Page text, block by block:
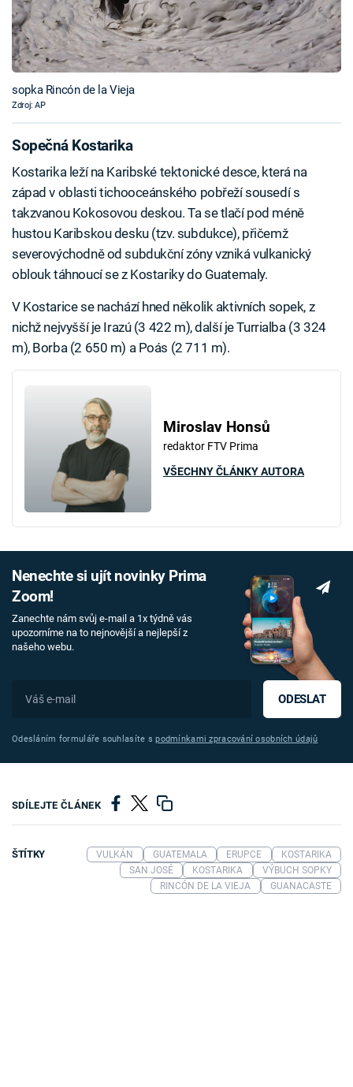
sopka Rincón de la Vieja
Zdroj: AP
Sopečná Kostarika
Kostarika leží na Karibské tektonické desce, která na
západ v oblasti tichooceánského pobřeží sousedí s
takzvanou Kokosovou deskou. Ta se tlačí pod méně
hustou Karibskou desku (tzv. subdukce), přičemž
severovýchodně od subdukční zóny vzniká vulkanický
oblouk táhnoucí se z Kostariky do Guatemaly.
V Kostarice se nachází hned několik aktivních sopek, z
nichž nejvyšší je Irazú (3 422 m), další je Turrialba (3 324
m), Borba (2 650 m) a Poás (2 711 m).
Miroslav Honsů
redaktor FTV Prima
VŠECHNY ČLÁNKY AUTORA
Nenechte si ujít novinky Prima
Zoom!
Zanechte nám svůj e-mail a 1x týdně vás
upozorníme na to nejnovější a nejlepší z
našeho webu.
ODESLAT
Odesláním formuláře souhlasíte spodmínkami zpracování osobních údajů
SDÍLEJTE ČLÁNEK
ŠTÍTKY VULKÁN GUATEMALA ERUPCE
KOSTARIKA
SAN JOSÉ
KOSTARIKA
VÝBUCH SOPKY
RINCÓN DE LA VIEJA
GUANACASTE